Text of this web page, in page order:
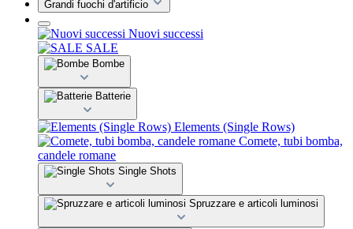
Grandi fuochi d'artificio
Nuovi successi
SALE
Bombe
Batterie
Elements (Single Rows)
Comete, tubi bomba,
candele romane
Single Shots
Spruzzare e articoli luminosi